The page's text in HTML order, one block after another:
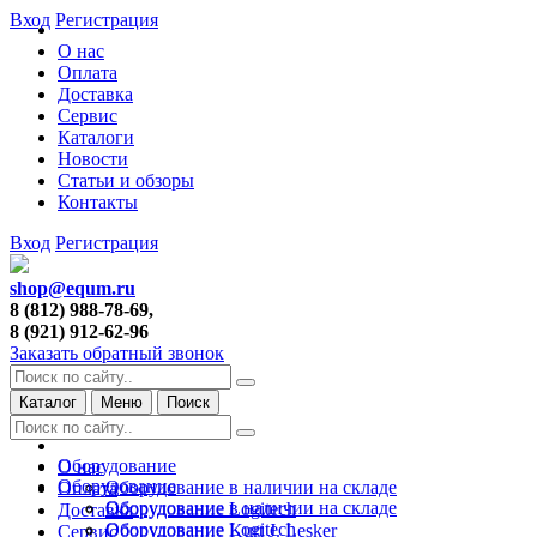
О нас
Оплата
Доставка
Сервис
Каталоги
Новости
Статьи и обзоры
Контакты
Вход Регистрация
Вход Регистрация
shop@equm.ru
8 (812) 988-78-69,
8 (921) 912-62-96
Заказать обратный звонок
Каталог Меню Поиск
О нас
Оплата
Доставка
Сервис
Оборудование
Оборудование в наличии на складе
Оборудование Logitech
Оборудование Kurt J. Lesker
Оборудование
Оборудование в наличии на складе
Оборудование Logitech